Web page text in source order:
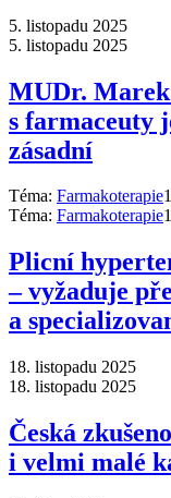
5. listopadu 2025
5. listopadu 2025
MUDr. Marek
s farmaceuty
zásadní
Téma: Farmakoterapie
Téma: Farmakoterapie
Plicní
–⁠ vyžaduje
a
18. listopadu 2025
18. listopadu 2025
Česká
i velmi malé